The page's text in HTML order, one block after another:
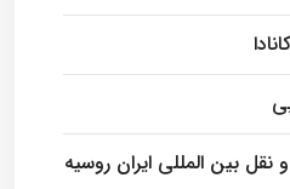
بین المللی ایران روسیه